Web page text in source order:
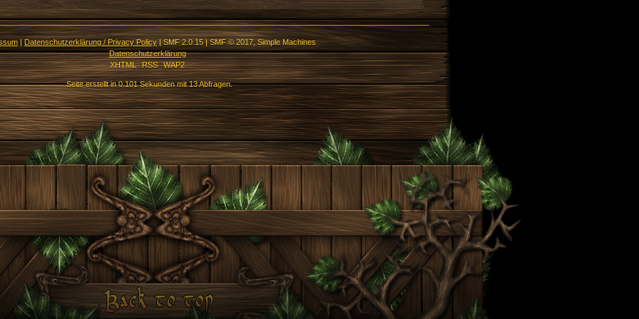
|Datenschutzerklärung / Privacy Policy |SMF 2.0.15|SMF © 2017,Simple Machines
Datenschutzerklärung
XHTML
RSS WAP2
Seite erstellt in 0.101 Sekunden mit 13 Abfragen.